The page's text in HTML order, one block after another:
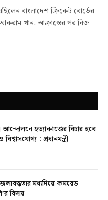
বাংলাদেশ ক্রিকেট বোর্ডের
আকরাম খান, আক্রান্তের পর নিজ
আন্দোলনে হত্যাকাণ্ডের বিচার হবে
: প্রধানমন্ত্রী
জলাবদ্ধতার মধ্যদিয়ে কমরেড
বিদায়